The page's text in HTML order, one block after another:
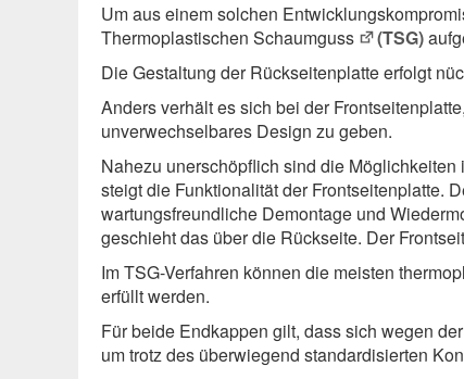
Um aus einem solchen
Thermoplastischen Schaumguss
(TSG)
Die Gestaltung der Rückseitenplatte erfolgt
Anders verhält es sich bei der
unverwechselbares Design zu geben.
Nahezu unerschöpflich sind die
steigt die Funktionalität der Frontseitenplatte.
wartungs­freundliche Demontage und
geschieht das über die Rückseite. Der
Im TSG-Verfahren können die meisten
erfüllt werden.
Für beide Endkappen gilt, dass sich wegen
um trotz des überwiegend standardisierten